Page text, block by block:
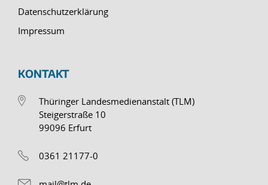
Datenschutzerklärung
Impressum
KONTAKT
Thüringer Landesmedienanstalt (TLM)
Steigerstraße 10
99096 Erfurt
0361 21177-0